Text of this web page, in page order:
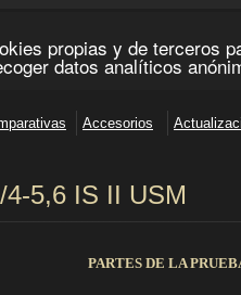
4-5,6 IS II USM
PARTES DE LA